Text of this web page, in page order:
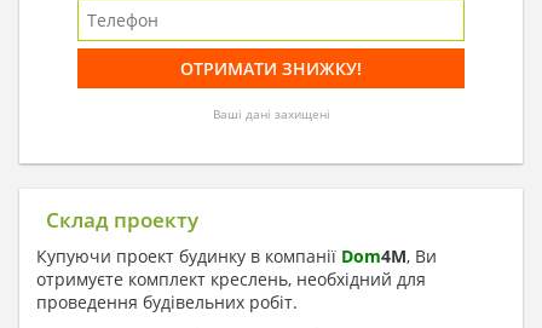
Ваші дані захищені
Склад проекту
Купуючи проект будинку в компанії Dom4M, Ви
отримуєте комплект креслень, необхідний для
проведення будівельних робіт.